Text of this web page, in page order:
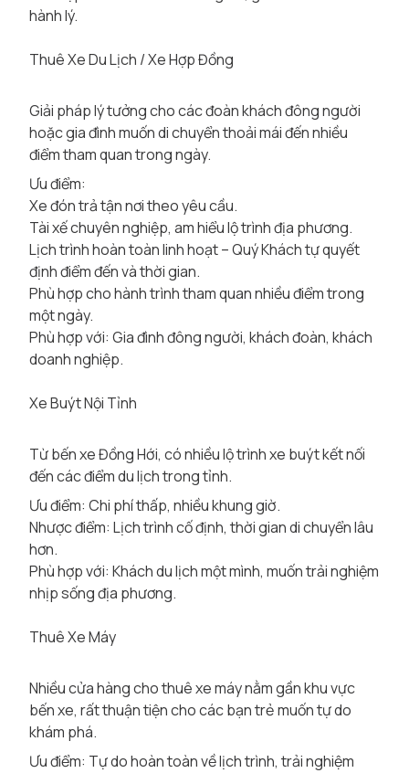
hành lý.
Thuê Xe Du Lịch / Xe Hợp Đồng
Giải pháp lý tưởng cho các đoàn khách đông người
hoặc gia đình muốn di chuyển thoải mái đến nhiều
điểm tham quan trong ngày.
Ưu điểm:
Xe đón trả tận nơi theo yêu cầu.
Tài xế chuyên nghiệp, am hiểu lộ trình địa phương.
Lịch trình hoàn toàn linh hoạt – Quý Khách tự quyết
định điểm đến và thời gian.
Phù hợp cho hành trình tham quan nhiều điểm trong
một ngày.
Phù hợp với: Gia đình đông người, khách đoàn, khách
doanh nghiệp.
Xe Buýt Nội Tỉnh
Từ bến xe Đồng Hới, có nhiều lộ trình xe buýt kết nối
đến các điểm du lịch trong tỉnh.
Ưu điểm: Chi phí thấp, nhiều khung giờ.
Nhược điểm: Lịch trình cố định, thời gian di chuyển lâu
hơn.
Phù hợp với: Khách du lịch một mình, muốn trải nghiệm
nhịp sống địa phương.
Thuê Xe Máy
Nhiều cửa hàng cho thuê xe máy nằm gần khu vực
bến xe, rất thuận tiện cho các bạn trẻ muốn tự do
khám phá.
Ưu điểm: Tự do hoàn toàn về lịch trình, trải nghiệm